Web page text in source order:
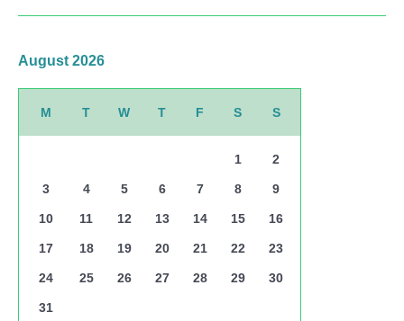
August 2026
M T W T F S S
1 2
3 4 5 6 7 8 9
10 11 12 13 14 15 16
17 18 19 20 21 22 23
24 25 26 27 28 29 30
31